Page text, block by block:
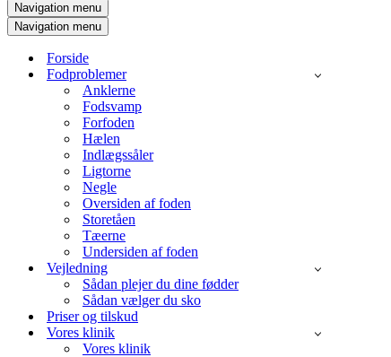
Navigation menu
Navigation menu
Forside
Fodproblemer
Anklerne
Fodsvamp
Forfoden
Hælen
Indlægssåler
Ligtorne
Negle
Oversiden af foden
Storetåen
Tæerne
Undersiden af foden
Vejledning
Sådan plejer du dine fødder
Sådan vælger du sko
Priser og tilskud
Vores klinik
Vores klinik